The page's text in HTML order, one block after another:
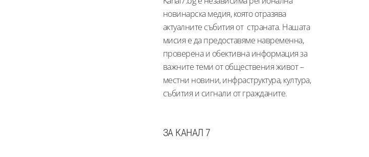
новинарска медия, която отразява
актуалните събития от страната. Нашата
мисия е да предоставяме навременна,
проверена и обективна информация за
важните теми от обществения живот –
местни новини, инфраструктура, култура,
събития и сигнали от гражданите.
ЗА КАНАЛ 7